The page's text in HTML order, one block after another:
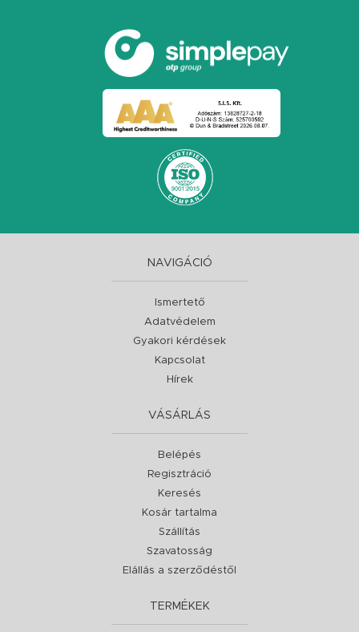
NAVIGÁCIÓ
Ismertető
Adatvédelem
Gyakori kérdések
Kapcsolat
Hírek
VÁSÁRLÁS
Belépés
Regisztráció
Keresés
Kosár tartalma
Szállítás
Szavatosság
Elállás a szerződéstől
TERMÉKEK